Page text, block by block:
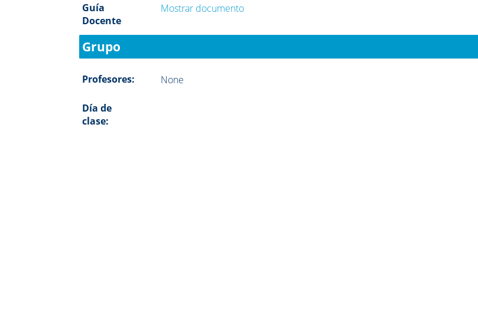
Guía
Docente
Mostrar documento
Grupo
Profesores: None
Día de
clase: